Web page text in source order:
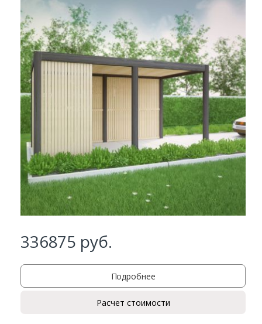
Заказать
336875 руб.
Подробнее
Расчет стоимости